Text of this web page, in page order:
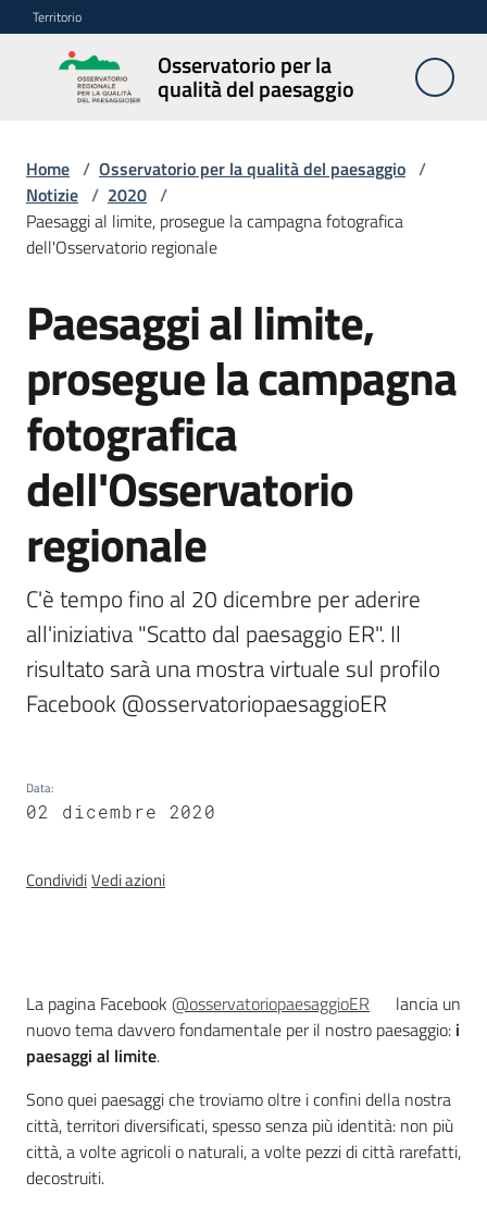
Vai al contenuto
Vai alla navigazione
Vai al footer
Territorio
Osservatorio per la
qualità del paesaggio
Osservatorio
per la
paesaggio
Cos'è
Obiettivi
Pubblicazioni
e
multimedia
Banca
dati
autorizzazioni
paesaggistiche
Norme
su
Territorio
Home / Osservatorio per la qualità del paesaggio /
Notizie / 2020 /
Paesaggi al limite, prosegue la campagna fotografica
dell'Osservatorio regionale
Salta al contenuto
Paesaggi al limite,
prosegue la campagna
fotografica
dell'Osservatorio
regionale
C'è tempo fino al 20 dicembre per aderire
all'iniziativa "Scatto dal paesaggio ER". Il
risultato sarà una mostra virtuale sul profilo
Facebook @osservatoriopaesaggioER
Data:
02 dicembre 2020
CondividiVedi azioni
Introduzione
La pagina Facebook @osservatoriopaesaggioER
lancia un
nuovo tema davvero fondamentale per il nostro paesaggio: i
paesaggi al limite.
Sono quei paesaggi che troviamo oltre i confini della nostra
città, territori diversificati, spesso senza più identità: non più
città, a volte agricoli o naturali, a volte pezzi di città rarefatti,
decostruiti.